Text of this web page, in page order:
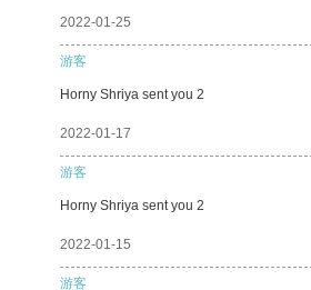
2022-01-25
游客
Horny Shriya sent you 2
2022-01-17
游客
Horny Shriya sent you 2
2022-01-15
游客